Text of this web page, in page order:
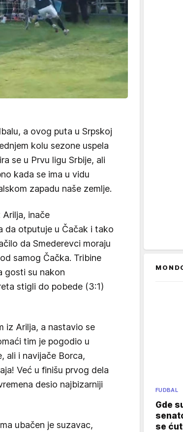
a ovog puta u Srpskoj
kolu sezone uspela
se u Prvu ligu Srbije, ali
kada se ima u vidu
zapadu naše zemlje.
inače
da otputuje u Čačak i tako
da Smederevci moraju
samog Čačka. Tribine
gosti su nakon
stigli do pobede (3:1)
iz Arilja, a nastavio se
tim je pogodio u
ali i navijače Borca,
Već u finišu prvog dela
desio najbizarniji
ubačen je suzavac,
FUDBAL
Gde
se